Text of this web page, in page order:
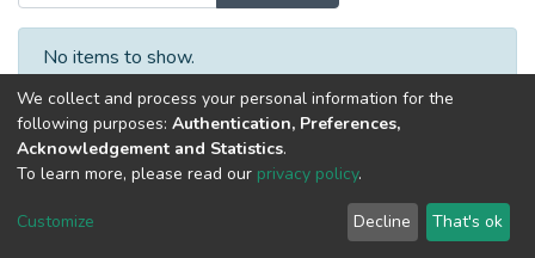
No items to show.
DSpace software copyright © 2002-2026
Cookie
End User
Agreement
Send
Feedback
We collect and process your personal information for the
following purposes: Authentication, Preferences,
Acknowledgement and Statistics.
To learn more, please read our privacy policy.
Customize Decline That's ok